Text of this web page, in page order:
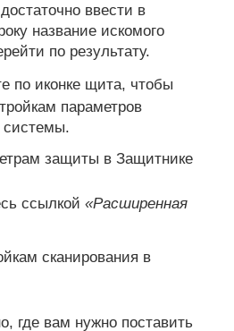
ввести в
название искомого
по результату.
по иконке щита, чтобы
параметров
системы.
ссылкой «Расширенная
где вам нужно поставить